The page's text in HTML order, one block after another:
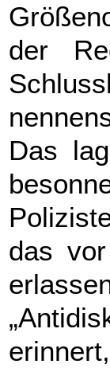
der
Das
das